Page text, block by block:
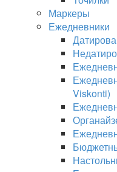
Маркеры
Ежедневники
Viskonti)